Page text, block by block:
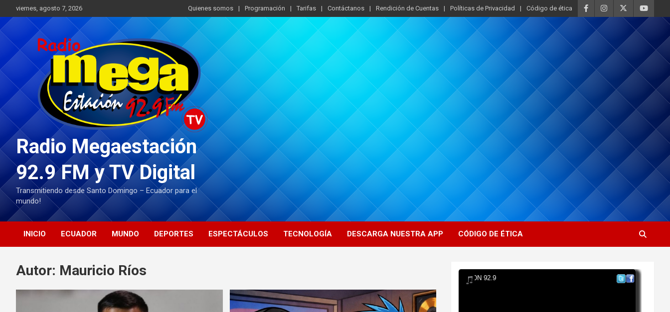
al
contenido
viernes, agosto 7, 2026 Quienes somos Programación Tarifas Contáctanos Rendición de Cuentas Políticas de Privacidad Código de ética
Radio Megaestación
92.9 FM y TV Digital
Transmitiendo desde Santo Domingo – Ecuador para el
mundo!
INICIO ECUADOR MUNDO DEPORTES ESPECTÁCULOS TECNOLOGÍA DESCARGA NUESTRA APP CÓDIGO DE ÉTICA
Autor: Mauricio Ríos